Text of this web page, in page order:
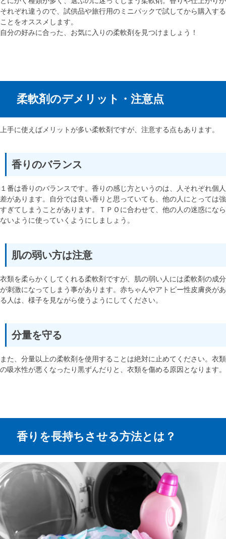
それぞれ違うので、試供品や旅行用のミニパックで試してから購入する
ことをオススメします。
自分の好みに合った、お気に入りの柔軟剤を見つけましょう！
柔軟剤のデメリット・注意点
上手に使えばメリットが多い柔軟剤ですが、注意する点もあります。
香りのバランス
１番は香りのバランスです。香りの感じ方というのは、人それぞれ個人
差があります。自分では良い香りと思っていても、他の人にとっては強
すぎてしまうことがあります。ＴＰＯに合わせて、他の人の迷惑になら
ないように使っていくようにしましょう。
肌の弱い方は注意
衣類を柔らかくしてくれる柔軟剤ですが、肌の弱い人には柔軟剤の成分
が刺激になってしまう事があります。赤ちゃんやアトピー性皮膚炎があ
る人は、様子を見ながら使うようにしてください。
分量を守る
また、分量以上の柔軟剤を使用することは絶対に止めてください。衣類
の吸水性が悪くなったり黒ずんだりと、衣類を傷める原因となります。
香りを長持ちさせる方法とは？